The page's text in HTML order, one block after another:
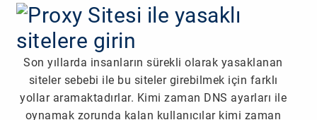
Son yıllarda insanların sürekli olarak yasaklanan
siteler sebebi ile bu siteler girebilmek için farklı
yollar aramaktadırlar. Kimi zaman DNS ayarları ile
oynamak zorunda kalan kullanıcılar kimi zaman